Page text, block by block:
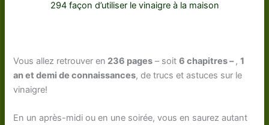
294 façon d’utiliser le vinaigre à la maison
Vous allez retrouver en 236 pages – soit6 chapitres –,1
an et demi de connaissances, de trucs et astuces sur le
vinaigre!
En un après-midi ou en une soirée, vous en saurez autant